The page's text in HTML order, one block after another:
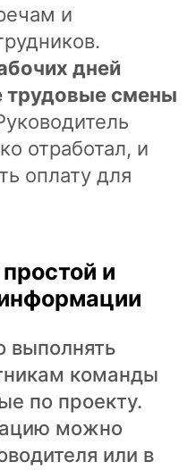
и
дней
трудовые смены
отработал, и
оплату для
простой и
выполнять
команды
по проекту.
можно
или в